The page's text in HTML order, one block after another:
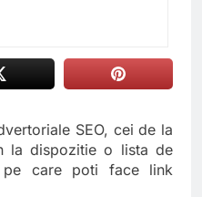
SEO, cei de la
la dispozitie o lista de
care poti face link